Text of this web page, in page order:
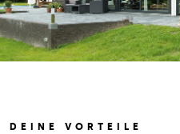
DEINE VORTEILE